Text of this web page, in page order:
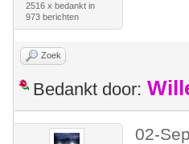
2516 x bedankt in
973 berichten
Zoek
Bedankt door:
02-